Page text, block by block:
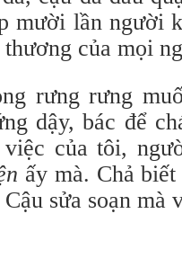
mười lần người
của mọi
rưng rưng
dậy, bác để
của tôi,
ấy mà. Chả
sửa soạn mà